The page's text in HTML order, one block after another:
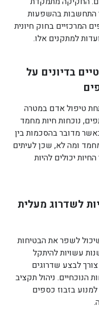
התחשבות בהשפעות
המרכזיים בחוק חיונית
למתקנים אלו.
בדיונים על
טיפול אדם במטרה
נוכחות חיות מחמד
מדובר בהסכמות בין
ומה לא, שכן לעיתים
יכולים להיות
לשדרוג מעלית
לשפר את הבטיחות
עשויות להיתקל
לבצע שדרוגים
הנוכחיים. ניהול תקציב
בזבוז כספים